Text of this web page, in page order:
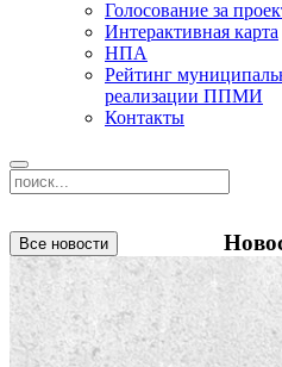
Голосование за
Интерактивная карта
НПА
Рейтинг
реализации ППМИ
Контакты
Все новости